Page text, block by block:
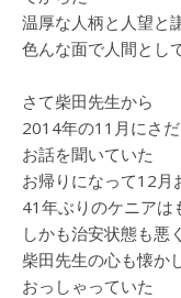
温厚な人柄と人望と
色んな面で人間とし
さて柴田先生から
2014年の11月にさ
お話を聞いていた
お帰りになって12月
41年ぶりのケニアは
しかも治安状態も悪く
柴田先生の心も懐か
おっしゃっていた